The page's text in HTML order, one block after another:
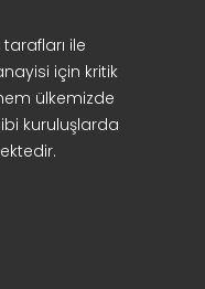
ile
için kritik
ülkemizde
kuruluşlarda